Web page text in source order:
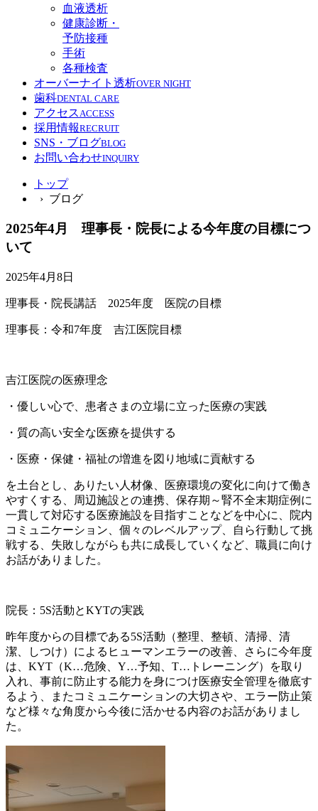
血液透析
健康診断・
予防接種
手術
各種検査
オーバーナイト透析OVER NIGHT
歯科DENTAL CARE
アクセス ACCESS
採用情報RECRUIT
SNS・ブログBLOG
お問い合わせINQUIRY
トップ
› ブログ
2025年4月 理事長・院長による今年度の目標につ
いて
2025年4月8日
理事長・院長講話 2025年度 医院の目標
理事長：令和7年度 吉江医院目標
吉江医院の医療理念
・優しい心で、患者さまの立場に立った医療の実践
・質の高い安全な医療を提供する
・医療・保健・福祉の増進を図り地域に貢献する
を土台とし、ありたい人材像、医療環境の変化に向けて働き
やすくする、周辺施設との連携、保存期～腎不全末期症例に
一貫して対応する医療施設を目指すことなどを中心に、院内
コミュニケーション、個々のレベルアップ、自ら行動して挑
戦する、失敗しながらも共に成長していくなど、職員に向け
お話がありました。
院長：5S活動とKYTの実践
昨年度からの目標である5S活動（整理、整頓、清掃、清
潔、しつけ）によるヒューマンエラーの改善、さらに今年度
は、KYT（K…危険、Y…予知、T…トレーニング）を取り
入れ、事前に防止する能力を身につけ医療安全管理を徹底す
るよう、またコミュニケーションの大切さや、エラー防止策
など様々な角度から今後に活かせる内容のお話がありまし
た。